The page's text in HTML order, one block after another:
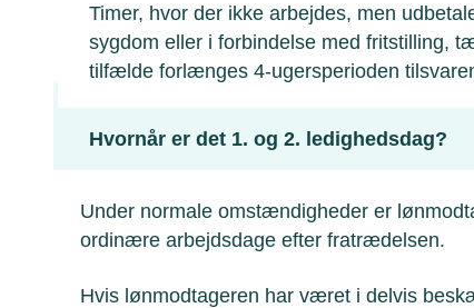
Timer, hvor der ikke arbejdes, men
sygdom eller i forbindelse med fritstilling,
tilfælde forlænges 4-ugersperioden
Hvornår er det 1. og 2. ledighedsdag?
Under normale omstændigheder er
ordinære arbejdsdage efter fratrædelsen.
Hvis lønmodtageren har været i delvis